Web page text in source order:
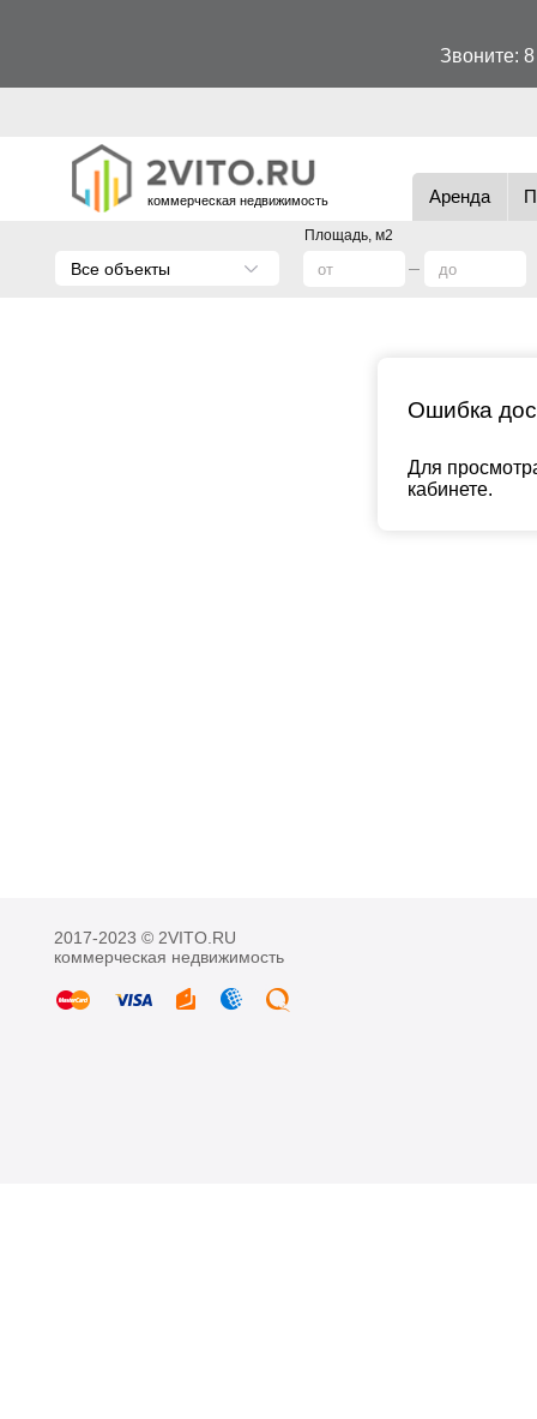
Звоните:
коммерческая недвижимость Аренда
Площадь, м2
Все объекты
Ошибка
Для
кабинете.
2017-2023 © 2VITO.RU
коммерческая недвижимость